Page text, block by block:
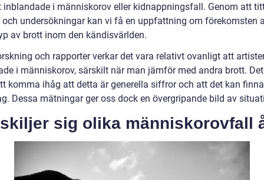
inblandade i människorov eller kidnappningsfall. Genom att
undersökningar kan vi få en uppfattning om förekomsten
av brott inom den kändisvärlden.
och rapporter verkar det vara relativt ovanligt att
i människorov, särskilt när man jämför med andra brott.
komma ihåg att detta är generella siffror och att det kan
Dessa mätningar ger oss dock en övergripande bild av
sig olika människorovfall